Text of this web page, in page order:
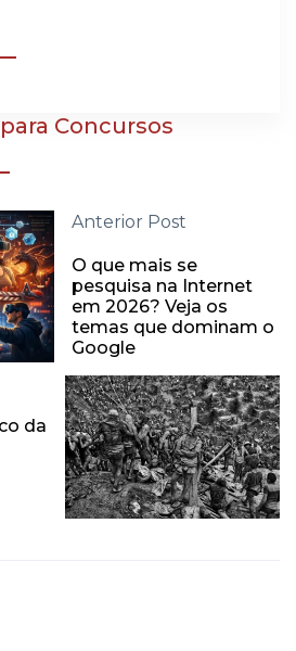
Concursos
Anterior Post
O que mais se
pesquisa na Internet
em 2026? Veja os
temas que dominam o
Google
da